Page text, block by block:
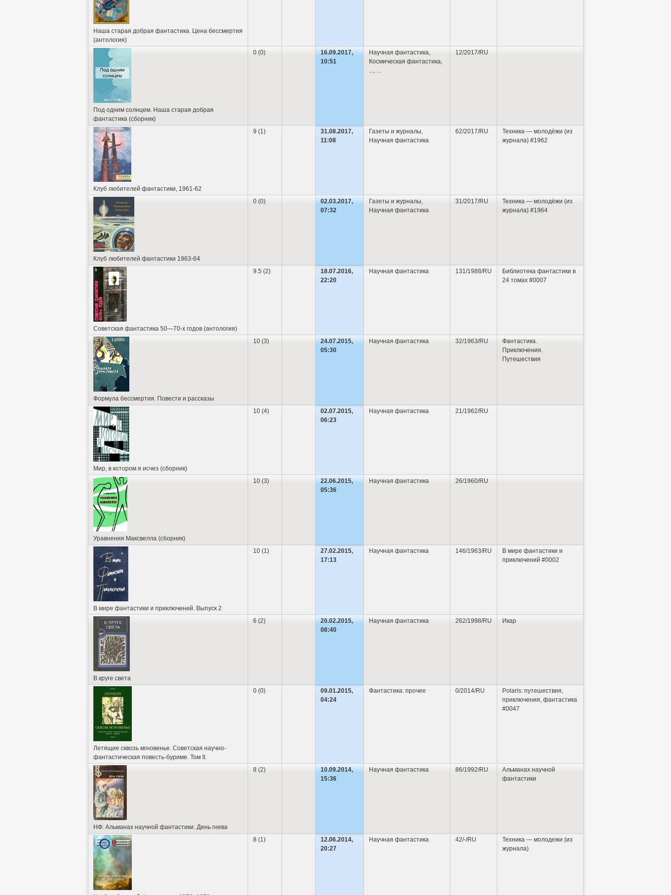
Ставрополь. В августе 1943 г. отозван в ГРУ Генштаба, где служил до июня 1956 г. В дальнейшем работал начальником отдела НИИ. Кандидат
технических наук (1952). Имел 19 научных трудов. С 1956 в Институте металлургии АН СССР, затем — в Институте мировой экономики и
международных отношений АН СССР. Работал научным редактором журнала «Техника — молодёжи». Прозу публикует с 1958.
Награждён орденом Отечественной войны II степени, медалями. Про службу у РОММЕЛЯ ни слова
Наша старая добрая фантастика. Цена бессмертия
(антология)
Под одним солнцем. Наша старая добрая
фантастика (сборник)
0 (0)
16.09.2017,
10:51
Научная фантастика
Космическая фантастика
12/2017/RU
Клуб любителей фантастики, 1961-62
9 (1)
31.08.2017,
11:08
Газеты и журналы
Научная фантастика
62/2017/RU
Техника — молодёжи (из
журнала) #1962
Клуб любителей фантастики 1963-64
0 (0)
02.03.2017,
07:32
Газеты и журналы
Научная фантастика
31/2017/RU
Техника — молодёжи (из
журнала) #1964
Советская фантастика 50—70-х годов (антология)
9.5 (2)
18.07.2016,
22:20
Научная фантастика 131/1988/RU
Библиотека фантастики в
24 томах #0007
Формула бессмертия. Повести и рассказы
10 (3)
24.07.2015,
05:30
Научная фантастика 32/1963/RU
Фантастика.
Приключения.
Путешествия
Мир, в котором я исчез (сборник)
10 (4)
02.07.2015,
06:23
Научная фантастика 21/1962/RU
Уравнения Максвелла (сборник)
10 (3)
22.06.2015,
05:36
Научная фантастика 26/1960/RU
В мире фантастики и приключений. Выпуск 2
10 (1)
27.02.2015,
17:13
Научная фантастика 146/1963/RU
В мире фантастики и
приключений #0002
В круге света
6 (2)
20.02.2015,
08:40
Научная фантастика 262/1998/RU Икар
Летящие сквозь мгновенье. Советская научно-
фантастическая повесть-буриме. Том II.
0 (0)
09.01.2015,
04:24
Фантастика: прочее 0/2014/RU
Polaris: путешествия,
приключения, фантастика
#0047
НФ: Альманах научной фантастики. День гнева
8 (2)
10.09.2014,
15:36
Научная фантастика 86/1992/RU
Альманах научной
фантастики
8 (1)
12.06.2014,
20:27
Научная фантастика 42/-/RU
Техника — молодежи (из
журнала)